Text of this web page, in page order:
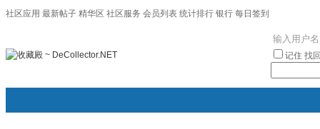
社区应用 最新帖子 精华区 社区服务 会员列表 统计排行 银行 每日签到
记住 找